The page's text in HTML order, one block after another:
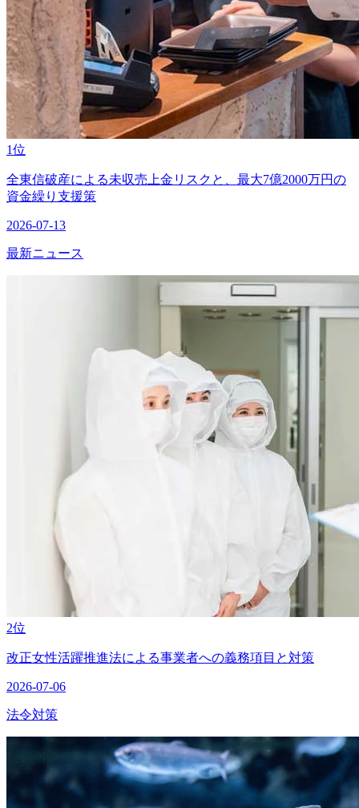
1位
全東信破産による未収売上金リスクと、最大7億2000万円の
資金繰り支援策
2026-07-13
最新ニュース
2位
改正女性活躍推進法による事業者への義務項目と対策
2026-07-06
法令対策